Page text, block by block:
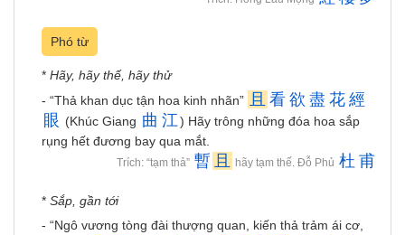
Phó từ
* Hãy, hãy thế, hãy thử
- “Thả khan dục tận hoa kinh nhãn”
且 看 欲 盡 花 經
眼 (Khúc Giang 曲 江) Hãy trông những đóa hoa sắp
rụng hết đương bay qua mắt.
Trích: “tạm thả” 暫 且 hãy tạm thế. Đỗ Phủ 杜 甫
* Sắp, gần tới
- “Ngô vương tòng đài thượng quan, kiến thả trảm ái cơ,